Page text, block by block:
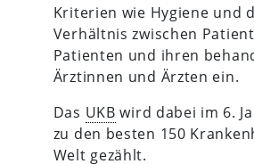
Kriterien wie Hygiene und
Verhältnis zwischen
Patienten und ihren
Ärztinnen und Ärzten ein.
Das UKB wird dabei im 6.
zu den besten 150
Welt gezählt.